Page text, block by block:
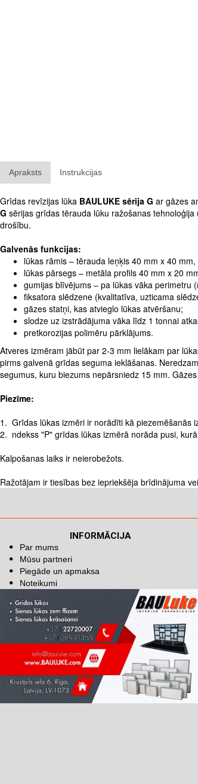
Apraksts Instrukcijas
Grīdas revīzijas lūka BAULUKE sērija G ar gāzes
G sērijas grīdas tērauda lūku ražošanas
drošību.
Galvenās funkcijas:
lūkas rāmis – tērauda leņķis 40 mm x 40
lūkas pārsegs – metāla profils 40 mm x 20
gumijas blīvējums – pa lūkas vāka perimetru
fiksatora slēdzene (kvalitatīva, uzticama
gāzes statņi, kas atvieglo lūkas atvēršanu;
slodze uz izstrādājuma vāka līdz 1 tonnai
pretkorozijas polimēru pārklājums.
Atveres izmēram jābūt par 2-3 mm lielākam par
pirms galvenā grīdas seguma ieklāšanas.
segumus, kuru biezums nepārsniedz 15 mm.
Piezīme:
1. Grīdas lūkas izmēri ir norādīti kā piezemēšanās
2. ndekss "P" grīdas lūkas izmērā norāda pusi,
Kalpošanas laiks ir neierobežots.
Ražotājam ir tiesības bez iepriekšēja brīdinājuma
INFORMĀCIJA
Par mums
Mūsu partneri
Piegāde un apmaksa
Noteikumi